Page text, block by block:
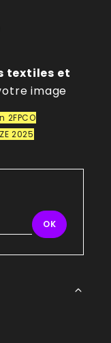
textiles et
image
2FPCO
2025